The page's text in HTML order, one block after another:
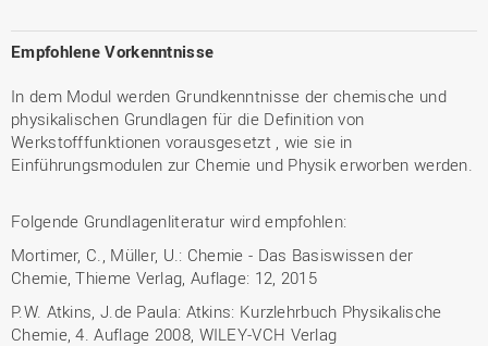
Empfohlene Vorkenntnisse
In dem Modul werden Grundkenntnisse der chemische und
physikalischen Grundlagen für die Definition von
Werkstofffunktionen vorausgesetzt , wie sie in
Einführungsmodulen zur Chemie und Physik erworben werden.
Folgende Grundlagenliteratur wird empfohlen:
Mortimer, C., Müller, U.: Chemie - Das Basiswissen der
Chemie, Thieme Verlag, Auflage: 12, 2015
P.W. Atkins, J.de Paula: Atkins: Kurzlehrbuch Physikalische
Chemie, 4. Auflage 2008, WILEY-VCH Verlag